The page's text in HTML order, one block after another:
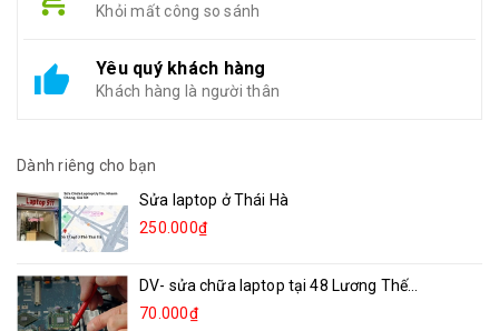
Khỏi mất công so sánh
Yêu quý khách hàng
Khách hàng là người thân
Dành riêng cho bạn
Sửa laptop ở Thái Hà
250.000₫
DV- sửa chữa laptop tại 48 Lương Thế...
70.000₫